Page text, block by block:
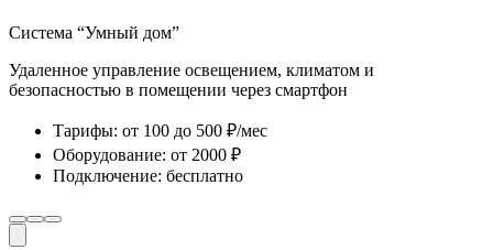
Система “Умный дом”
Удаленное управление освещением, климатом и
безопасностью в помещении через смартфон
Тарифы: от 100 до 500 ₽/мес
Оборудование: от 2000 ₽
Подключение: бесплатно